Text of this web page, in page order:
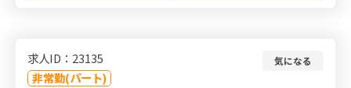
求人ID：23135
非常勤(パート)
気になる